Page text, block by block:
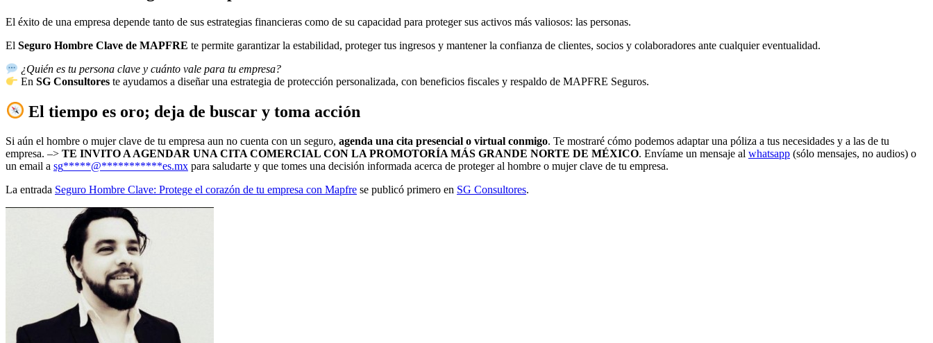
El éxito de una empresa depende tanto de sus estrategias financieras como de su capacidad para proteger sus activos más valiosos: las personas.
El Seguro Hombre Clave de MAPFRE te permite garantizar la estabilidad, proteger tus ingresos y mantener la confianza de clientes, socios y colaboradores ante cualquier eventualidad.
¿Quién es tu persona clave y cuánto vale para tu empresa?
EnSG Consultores te ayudamos a diseñar una estrategia de protección personalizada, con beneficios fiscales y respaldo de MAPFRE Seguros.
El tiempo es oro; deja de buscar y toma acción
Si aún el hombre o mujer clave de tu empresa aun no cuenta con un seguro, agenda una cita presencial o virtual conmigo. Te mostraré cómo podemos adaptar una póliza a tus necesidades y a las de tu
empresa. –> TE INVITO A AGENDAR UNA CITA COMERCIAL CON LA PROMOTORÍA MÁS GRANDE NORTE DE MÉXICO. Envíame un mensaje al whatsapp (sólo mensajes, no audios) o
un email a sg*****@***********es.mx para saludarte y que tomes una decisión informada acerca de proteger al hombre o mujer clave de tu empresa.
La entrada Seguro Hombre Clave: Protege el corazón de tu empresa con Mapfre se publicó primero en SG Consultores.